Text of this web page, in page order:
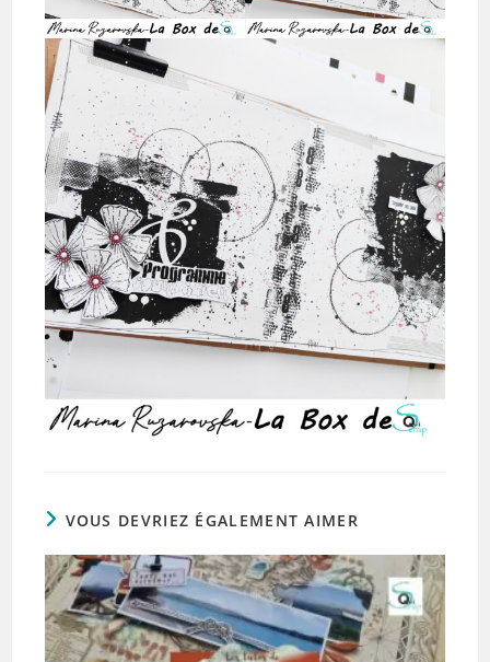
VOUS DEVRIEZ ÉGALEMENT AIMER